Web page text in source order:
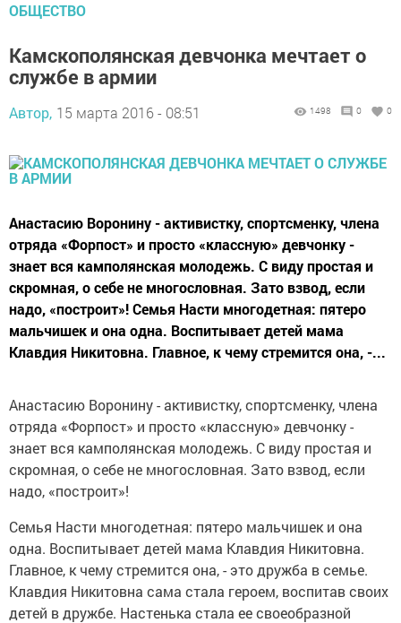
ОБЩЕСТВО
Камскополянская девчонка мечтает о
службе в армии
Автор, 15 марта 2016 - 08:51 1498 0 0
Анастасию Воронину - активистку, спортсменку, члена
отряда «Форпост» и просто «классную» девчонку -
знает вся камполянская молодежь. С виду простая и
скромная, о себе не многословная. Зато взвод, если
надо, «построит»! Семья Насти многодетная: пятеро
мальчишек и она одна. Воспитывает детей мама
Клавдия Никитовна. Главное, к чему стремится она, -...
Анастасию Воронину - активистку, спортсменку, члена
отряда «Форпост» и просто «классную» девчонку -
знает вся камполянская молодежь. С виду простая и
скромная, о себе не многословная. Зато взвод, если
надо, «построит»!
Семья Насти многодетная: пятеро мальчишек и она
одна. Воспитывает детей мама Клавдия Никитовна.
Главное, к чему стремится она, - это дружба в семье.
Клавдия Никитовна сама стала героем, воспитав своих
детей в дружбе. Настенька стала ее своеобразной